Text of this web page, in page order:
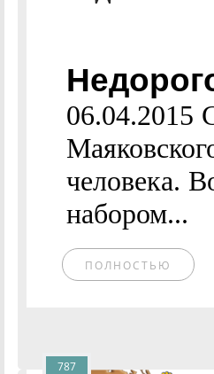
06.04.2015
человека.
набором...
ПОЛНОСТЬЮ
787